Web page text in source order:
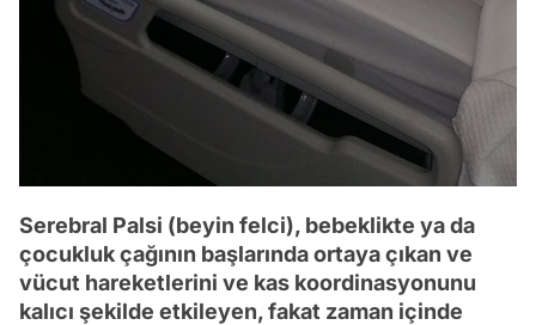
Serebral Palsi (beyin felci), bebeklikte ya da
çocukluk çağının başlarında ortaya çıkan ve
vücut hareketlerini ve kas koordinasyonunu
kalıcı şekilde etkileyen, fakat zaman içinde